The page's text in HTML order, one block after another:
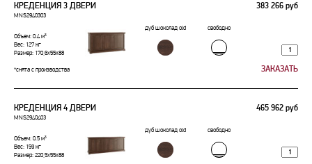
КРЕДЕНЦИЯ 3 ДВЕРИ 383 266 руб
MNS2940303
дуб шоколад old
свободно
Объем: 0.4 м³
Вес: 127 кг
Размер: 170,6x55x88
*снята с производства
КРЕДЕНЦИЯ 4 ДВЕРИ 465 962 руб
MNS2940403
дуб шоколад old
свободно
Объем: 0.5 м³
Вес: 159 кг
Размер: 220,5x55x88